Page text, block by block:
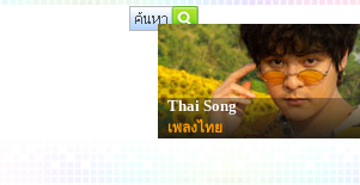
Thai Song
เพลงไทย